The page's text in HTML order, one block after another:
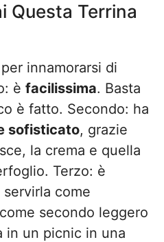
Questa Terrina
innamorarsi di
è facilissima. Basta
è fatto. Secondo: ha
sofisticato, grazie
la crema e quella
Terzo: è
servirla come
secondo leggero
in un picnic in una